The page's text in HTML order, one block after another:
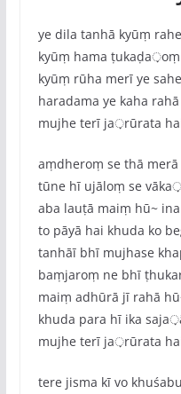
ye dila tanhā kyūṃ rahe
kyūṃ hama ṭukaḍa़oṃ
kyūṃ rūha merī ye
haradama ye kaha
mujhe terī ja़rūrata
aṃdheroṃ se thā
tūne hī ujāloṃ se
aba lauṭā maiṃ hū~
to pāyā hai khuda ko
tanhāī bhī mujhase
baṃjaroṃ ne bhī
maiṃ adhūrā jī rahā
khuda para hī ika
mujhe terī ja़rūrata
tere jisma kī vo